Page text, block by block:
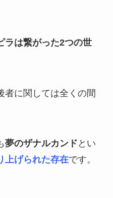
ラは繋がった2つの世
者に関しては全くの間
夢のザナルカンド とい
上げられた存在です。